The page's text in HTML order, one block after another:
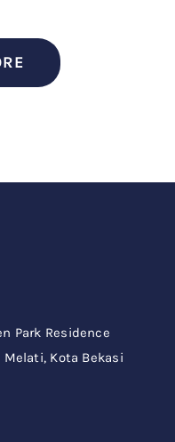
Park Residence
Kota Bekasi